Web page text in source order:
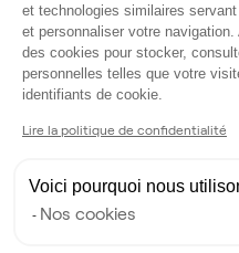
Dispo
et technologies similaires
et personnaliser votre
des cookies pour stocker,
personnelles telles que votre
identifiants de cookie.
Lire la politique de confidentialité
Voici pourquoi nous
Nos cookies